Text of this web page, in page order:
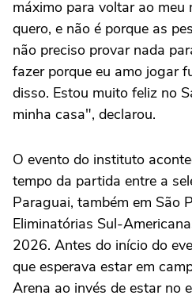
máximo para voltar ao meu
quero, e não é porque as
não preciso provar nada
fazer porque eu amo jogar
disso. Estou muito feliz no
minha casa", declarou.
O evento do instituto
tempo da partida entre a
Paraguai, também em São
Eliminatórias Sul-
2026. Antes do início do
que esperava estar em
Arena ao invés de estar no